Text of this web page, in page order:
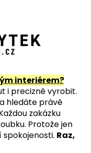
interiérem?
i precizně vyrobit.
hledáte právě
zakázku
Protože jen
spokojenosti. Raz,